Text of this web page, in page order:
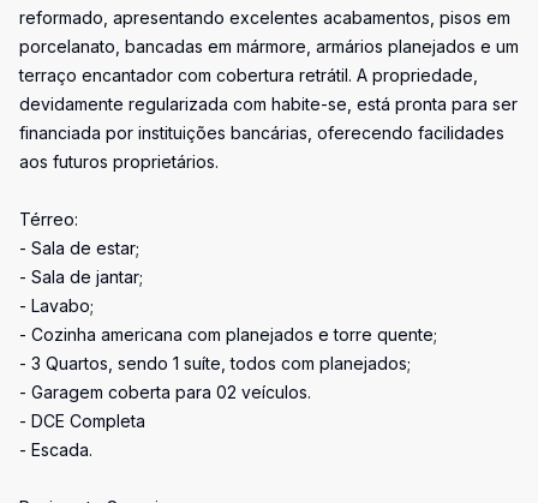
reformado, apresentando excelentes acabamentos, pisos em
porcelanato, bancadas em mármore, armários planejados e um
terraço encantador com cobertura retrátil. A propriedade,
devidamente regularizada com habite-se, está pronta para ser
financiada por instituições bancárias, oferecendo facilidades
aos futuros proprietários.
Térreo:
- Sala de estar;
- Sala de jantar;
- Lavabo;
- Cozinha americana com planejados e torre quente;
- 3 Quartos, sendo 1 suíte, todos com planejados;
- Garagem coberta para 02 veículos.
- DCE Completa
- Escada.